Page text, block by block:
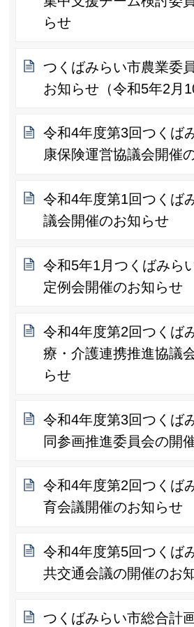
らせ
つくばみらい市農業委
お知らせ（令和5年2月
令和4年度第3回つくば
康保険運営協議会開催
令和4年度第1回つくば
議会開催のお知らせ
令和5年1月つくばみら
定例会開催のお知らせ
令和4年度第2回つくば
療・介護連携推進協議
らせ
令和4年度第3回つくば
同参画推進委員会の開
令和4年度第2回つくば
育会議開催のお知らせ
令和4年度第5回つくば
共交通会議の開催のお
つくばみらい市総合計